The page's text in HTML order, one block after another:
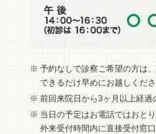
※ 予約なしで診察ご希望の方は
できるだけ早めにお越しくださ
※ 前回来院日から3ヶ月以上経過
※ 当日の予定はお電話ではおと
外来受付時間内に直接受付窓